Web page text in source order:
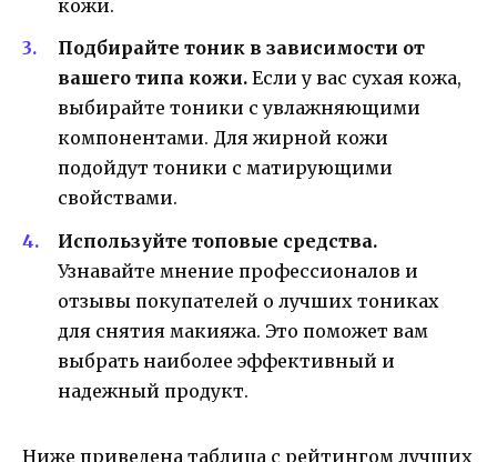
кожи.
Подбирайте тоник в зависимости от
вашего типа кожи. Если у вас сухая кожа,
выбирайте тоники с увлажняющими
компонентами. Для жирной кожи
подойдут тоники с матирующими
свойствами.
Используйте топовые средства.
Узнавайте мнение профессионалов и
отзывы покупателей о лучших тониках
для снятия макияжа. Это поможет вам
выбрать наиболее эффективный и
надежный продукт.
Ниже приведена таблица с рейтингом лучших